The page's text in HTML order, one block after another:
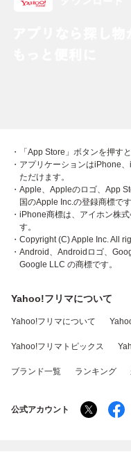
・「App Store」ボタンを押す
・アプリケーションはiPhone
ただけます。
・Apple、Appleのロゴ、App
国のApple Inc.の登録商標です
・iPhone商標は、アイホン株
す。
・Copyright (C) Apple Inc. All
・Android、Androidロゴ、
Google LLC の商標です。
Yahoo!フリマについて
Yahoo!フリマについて
Yahoo!フリマトピックス
ブランド一覧 ランキング
公式アカウント